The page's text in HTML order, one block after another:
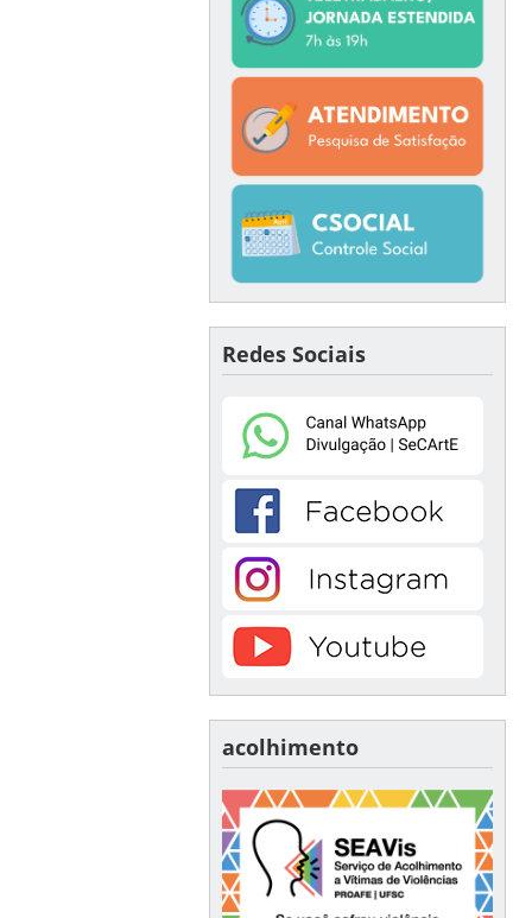
Redes Sociais
acolhimento